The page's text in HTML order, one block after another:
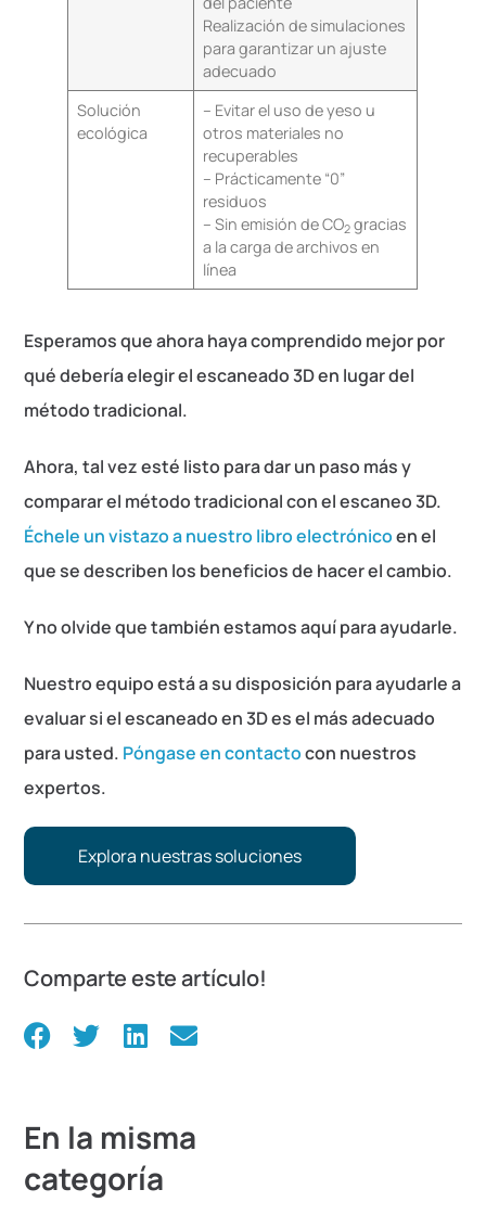
Realización de simulaciones
para garantizar un ajuste
adecuado
Solución
ecológica
– Evitar el uso de yeso u
otros materiales no
recuperables
– Prácticamente “0”
residuos
– Sin emisión de CO2gracias
a la carga de archivos en
línea
Esperamos que ahora haya comprendido mejor por
qué debería elegir el escaneado 3D en lugar del
método tradicional.
Ahora, tal vez esté listo para dar un paso más y
comparar el método tradicional con el escaneo 3D.
Échele un vistazo a nuestro libro electrónicoen el
que se describen los beneficios de hacer el cambio.
Y no olvide que también estamos aquí para ayudarle.
Nuestro equipo está a su disposición para ayudarle a
evaluar si el escaneado en 3D es el más adecuado
para usted. Póngase en contactocon nuestros
expertos.
Explora nuestras soluciones
Comparte este artículo!
En la misma
categoría